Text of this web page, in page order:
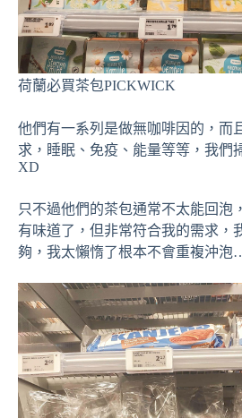
荷蘭必買茶包PICKWICK
他們有一系列是做無咖啡因的，而
求，睡眠、免疫、能量等等，我們
XD
只不過他們的茶包通常不太能回泡
有味道了，但非常符合我的需求，
夠，我太懶惰了根本不會重複沖泡